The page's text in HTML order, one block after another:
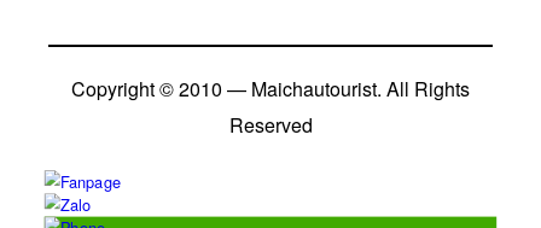
Copyright © 2010 — Maichautourist. All Rights
Reserved